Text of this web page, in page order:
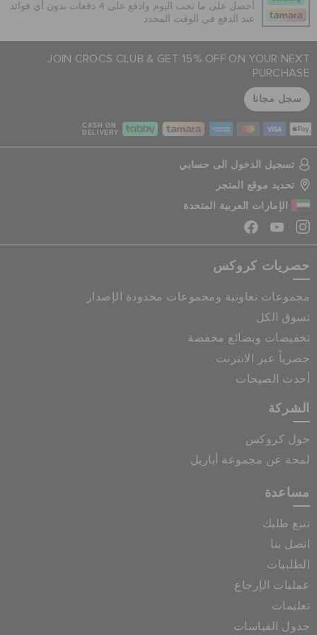
أحصل على ما تحب اليوم وادفع على 4 دفعات بدون أي فوائد
عند الدفع في الوقت المحدد
JOIN CROCS CLUB & GET 15% OFF ON YOUR NEXT
PURCHASE
سجل مجانا
CASH ON
DELIVERY
تسجيل الدخول الى حسابي
تحديد موقع المتجر
الإمارات العربية المتحدة
حصريات كروكس
مجموعات تعاونية ومجموعات محدودة الإصدار
تسوق الكل
تخفيضات وبضائع مخفضة
حصرياً عبر الانترنت
أحدث الصيحات
الشركة
حول كروكس
لمحة عن مجموعة أباريل
مساعدة
تتبع طلبك
اتصل بنا
الطلبيات
عمليات الإرجاع
تعليمات
جدول القياسات